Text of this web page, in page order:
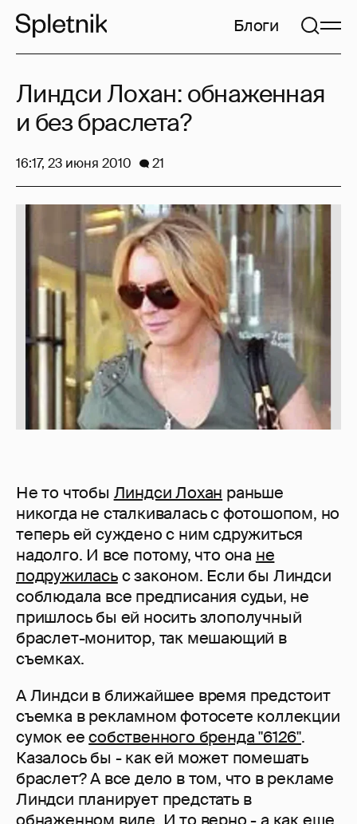
Блоги
Не то чтобы Линдси Лохан раньше
никогда не сталкивалась с фотошопом, но
теперь ей суждено с ним сдружиться
надолго. И все потому, что она не
подружиласьс законом. Если бы Линдси
соблюдала все предписания судьи, не
пришлось бы ей носить злополучный
браслет-монитор, так мешающий в
съемках.
А Линдси в ближайшее время предстоит
съемка в рекламном фотосете коллекции
сумок еесобственного бренда "6126".
Казалось бы - как ей может помешать
браслет? А все дело в том, что в рекламе
Линдси планирует предстать в
Линдси Лохан: обнаженная
и без браслета?
16:17, 23 июня 2010 21